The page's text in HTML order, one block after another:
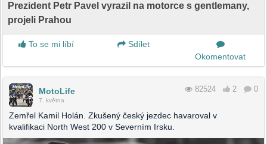
Prezident Petr Pavel vyrazil na motorce s gentlemany,
projeli Prahou
To se mi líbí
Sdílet
Okomentovat
MotoLife
7. května
82524 2 0
Zemřel Kamil Holán. Zkušený český jezdec havaroval v
kvalifikaci North West 200 v Severním Irsku.